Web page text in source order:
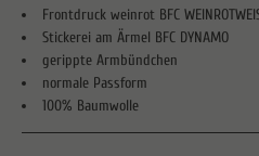
Frontdruck weinrot BFC
Stickerei am Ärmel BFC DYNAMO
gerippte Armbündchen
normale Passform
100% Baumwolle